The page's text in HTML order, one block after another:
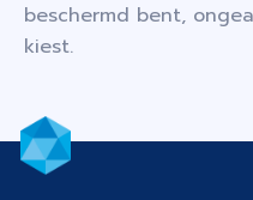
beschermd bent,
kiest.